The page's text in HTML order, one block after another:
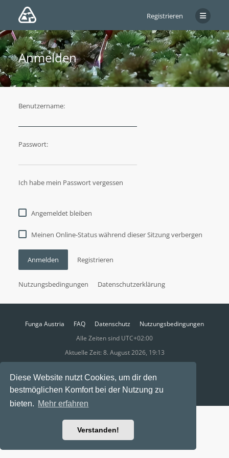
Diese Website nutzt Cookies, um dir den
bestmöglichen Komfort bei der Nutzung zu
bieten. Mehr erfahren
Verstanden!
Registrieren
Anmelden
Benutzername:
Passwort:
Ich habe mein Passwort vergessen
Angemeldet bleiben
Meinen Online-Status während dieser Sitzung verbergen
Anmelden Registrieren
Nutzungsbedingungen Datenschutzerklärung
Funga Austria FAQ Datenschutz
Nutzungsbedingungen
Alle Zeiten sind UTC+02:00
Aktuelle Zeit: 8. August 2026, 19:13
Ravaio Theme byGramziu